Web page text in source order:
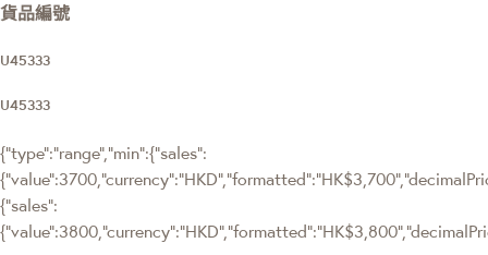
貨品編號
U45333
U45333
{"type":"range","min":{"sales":
{"sales":